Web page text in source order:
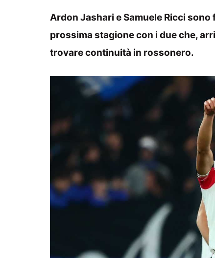
Ardon Jashari e Samuele Ricci
prossima stagione con i due che,
trovare continuità in rossonero.